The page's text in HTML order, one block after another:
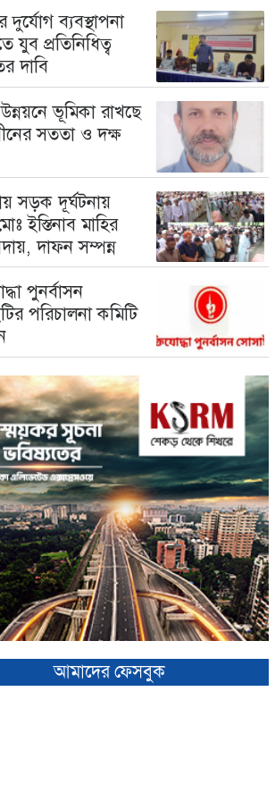
দুর্যোগ ব্যবস্থাপনা
যুব প্রতিনিধিত্ব
দাবি
ভূমিকা রাখছে
সততা ও দক্ষ
সড়ক দূর্ঘটনায়
ইস্তিনাব মাহির
দাফন সম্পন্ন
পুনর্বাসন
পরিচালনা কমিটি
আমাদের ফেসবুক